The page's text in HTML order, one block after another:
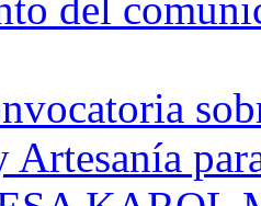
del
Artesanía